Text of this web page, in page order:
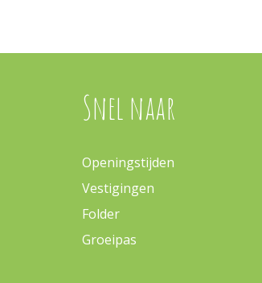
Snel naar
Openingstijden
Vestigingen
Folder
Groeipas